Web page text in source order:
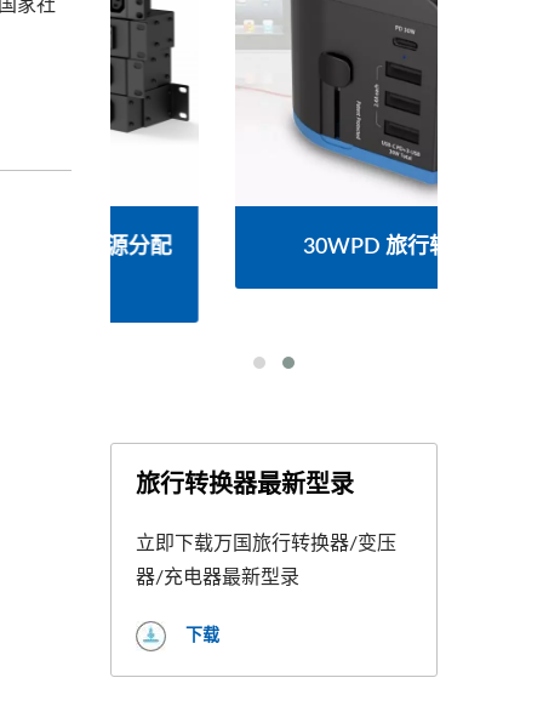
家社
30WPD 旅行转换器
旅行转换器最新型录
立即下载万国旅行转换器/变压
器/充电器最新型录
下载